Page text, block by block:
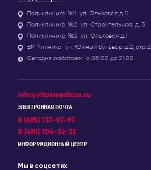
Поликлиника №1 ул. Ольховая д.11
Поликлиника №2 ул. Строительная, д. 3
Поликлиника №3 ул. Ольховая д.1
ВМ Клиника ул. Южный бульвар д.2, стр.2
Сегодня работаем с 08:00 до 21:00
info@vitaemedicus.ru
ЭЛЕКТРОННАЯ ПОЧТА
8 (495) 137-97-97
8 (495) 104-32-32
ИНФОРМАЦИОННЫЙ ЦЕНТР
Мы в соцсетях